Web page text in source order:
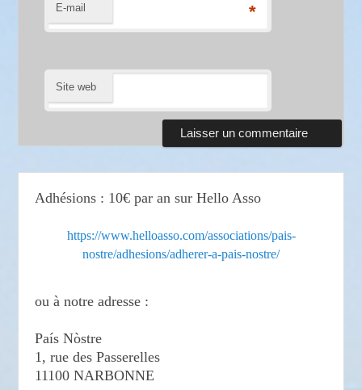
E-mail *
Site web
Adhésions : 10€ par an sur Hello Asso
https://www.helloasso.com/associations/pais-
nostre/adhesions/adherer-a-pais-nostre/
ou à notre adresse :
País Nòstre
1, rue des Passerelles
11100 NARBONNE